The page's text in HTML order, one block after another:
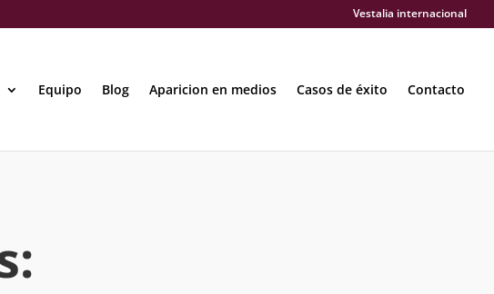
Vestalia internacional
Equipo Blog Aparicion en medios Casos de éxito Contacto